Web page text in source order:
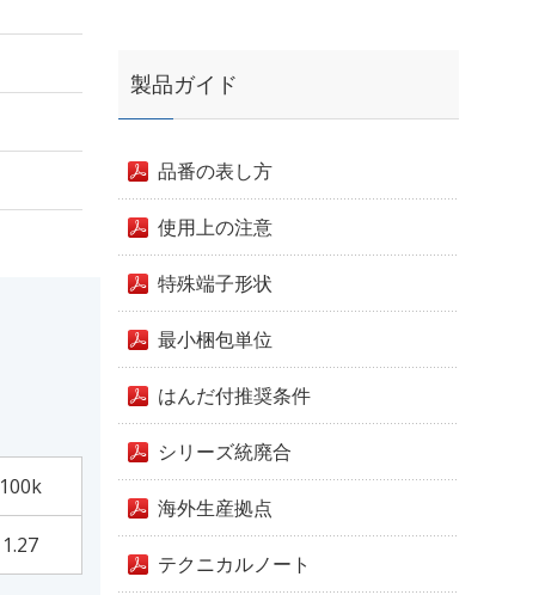
100k
1.27
製品ガイド
品番の表し方
使用上の注意
特殊端子形状
最小梱包単位
はんだ付推奨条件
シリーズ統廃合
海外生産拠点
テクニカルノート